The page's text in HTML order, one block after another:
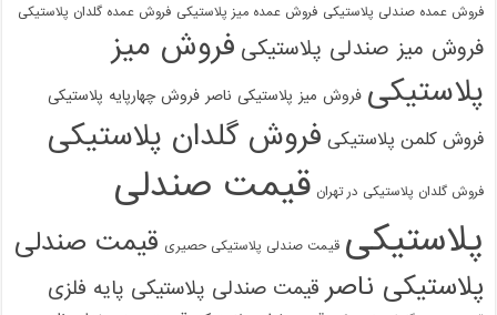
فروش عمده صندلی پلاستیکی فروش عمده میز پلاستیکی فروش عمده گلدان پلاستیکی
فروش میز صندلی پلاستیکی فروش میز
پلاستیکی فروش میز پلاستیکی ناصر فروش چهارپایه پلاستیکی
فروش کلمن پلاستیکی فروش گلدان پلاستیکی
فروش گلدان پلاستیکی در تهران قیمت صندلی
پلاستیکی قیمت صندلی پلاستیکی حصیری قیمت صندلی
پلاستیکی ناصر قیمت صندلی پلاستیکی پایه فلزی